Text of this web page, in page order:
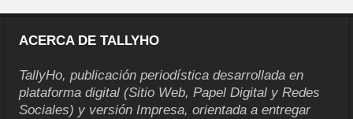
ACERCA DE TALLYHO
TallyHo, publicación periodística desarrollada en
plataforma digital (Sitio Web, Papel Digital y Redes
Sociales) y versión Impresa, orientada a entregar